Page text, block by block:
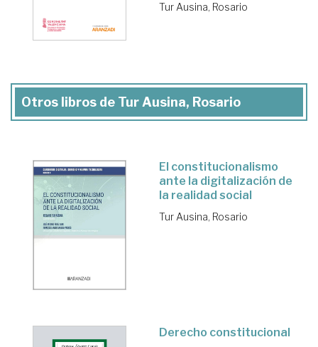
Tur Ausina, Rosario
Otros libros de Tur Ausina, Rosario
El constitucionalismo
ante la digitalización de
la realidad social
Tur Ausina, Rosario
Derecho constitucional